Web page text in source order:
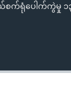
ကယ်စက်ရုံပေါက်ကွဲ